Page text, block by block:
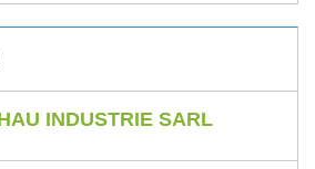
INDUSTRIE SARL